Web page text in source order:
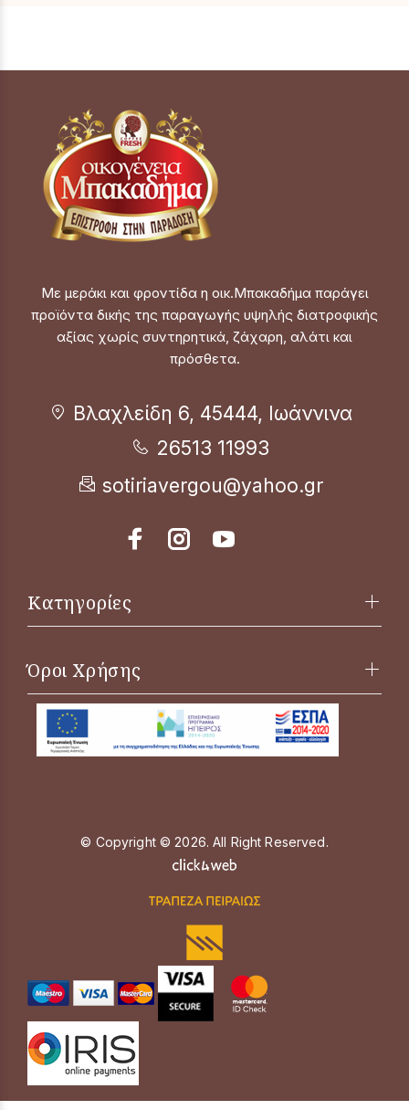
Με μεράκι και φροντίδα η οικ.Μπακαδήμα παράγει
προϊόντα δικής της παραγωγής υψηλής διατροφικής
αξίας χωρίς συντηρητικά, ζάχαρη, αλάτι και
πρόσθετα.
Βλαχλείδη 6, 45444, Ιωάννινα
26513 11993
sotiriavergou@yahoo.gr
Κατηγορίες
Όροι Χρήσης
© Copyright © 2026. All Right Reserved.